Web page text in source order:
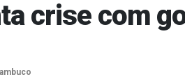
crise com